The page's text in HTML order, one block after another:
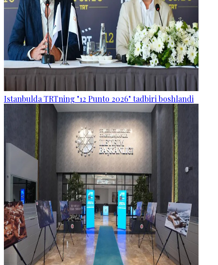
Istanbulda TRTning "12 Punto 2026" tadbiri boshlandi